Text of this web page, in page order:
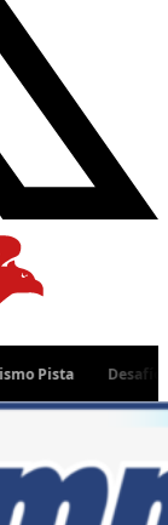
Desafío Ruta 40